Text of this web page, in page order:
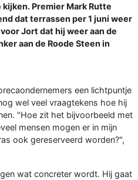
Premier Mark Rutte
dat terrassen per 1 juni weer
Jort dat hij weer aan de
aan de Roode Steen in
een lichtpuntje
wel veel vraagtekens hoe hij
"Hoe zit het bijvoorbeeld met
mensen mogen er in mijn
ook gereserveerd worden?",
wat concreter wordt. Hij gaat